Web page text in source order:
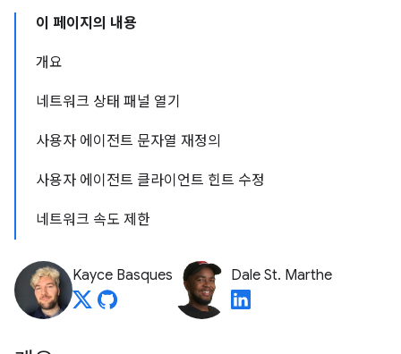
이 페이지의 내용
개요
네트워크 상태 패널 열기
사용자 에이전트 문자열 재정의
사용자 에이전트 클라이언트 힌트 수정
네트워크 속도 제한
Kayce Basques Dale St. Marthe